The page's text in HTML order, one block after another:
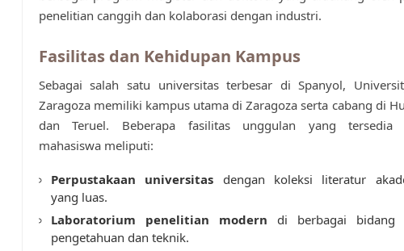
penelitian canggih dan kolaborasi dengan industri.
Fasilitas dan Kehidupan Kampus
Sebagai salah satu universitas terbesar di Spanyol,
Zaragoza memiliki kampus utama di Zaragoza serta cabang di
dan Teruel. Beberapa fasilitas unggulan yang tersedia
mahasiswa meliputi:
Perpustakaan universitas dengan koleksi literatur
yang luas.
Laboratorium penelitian modern di berbagai bidang
pengetahuan dan teknik.